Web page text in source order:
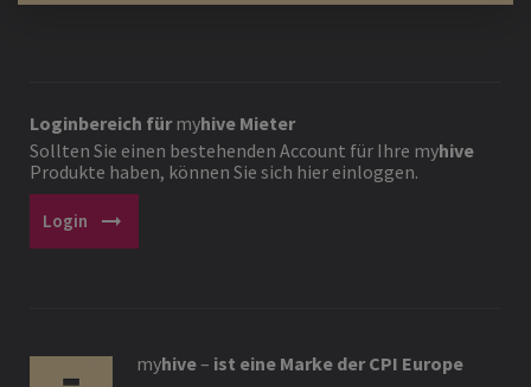
Loginbereich fürmyhive Mieter
Sollten Sie einen bestehenden Account für Ihre myhive
Produkte haben, können Sie sich hier einloggen.
Login arrow_right_alt
myhive– ist eine Marke der CPI Europe